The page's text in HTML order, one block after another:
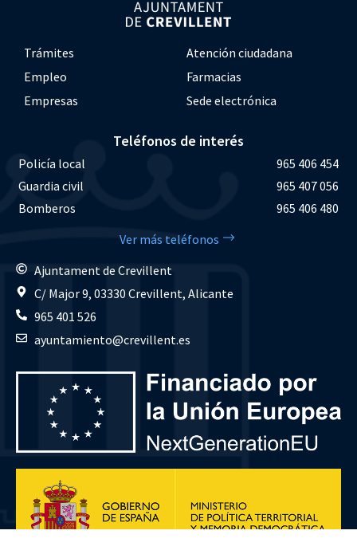
Trámites
Atención ciudadana
Empleo
Farmacias
Empresas
Sede electrónica
Teléfonos de interés
Policía local
965 406 454
Guardia civil
965 407 056
Bomberos
965 406 480
Ver más teléfonos
Ajuntament de Crevillent
C/ Major 9, 03330 Crevillent, Alicante
965 401 526
ayuntamiento@crevillent.es